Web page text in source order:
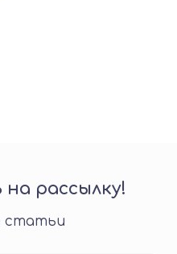
рассылку!
статьи